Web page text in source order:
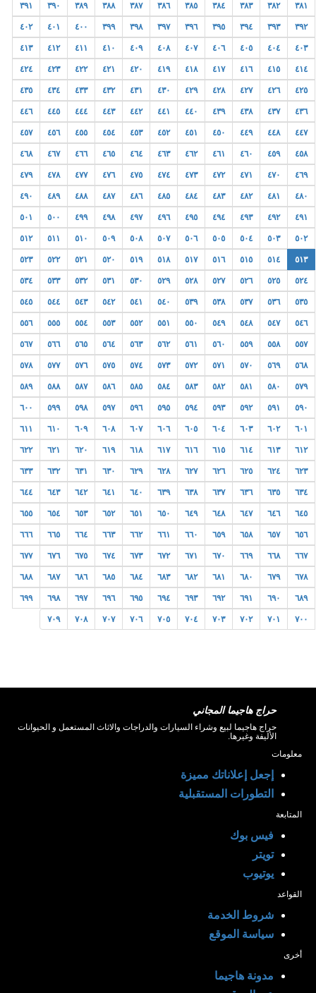
٣٨١ ٣٨٢ ٣٨٣ ٣٨٤ ٣٨٥ ٣٨٦ ٣٨٧ ٣٨٨ ٣٨٩ ٣٩٠ ٣٩١
٣٩٢ ٣٩٣ ٣٩٤ ٣٩٥ ٣٩٦ ٣٩٧ ٣٩٨ ٣٩٩ ٤٠٠ ٤٠١ ٤٠٢
٤٠٣ ٤٠٤ ٤٠٥ ٤٠٦ ٤٠٧ ٤٠٨ ٤٠٩ ٤١٠ ٤١١ ٤١٢ ٤١٣
٤١٤ ٤١٥ ٤١٦ ٤١٧ ٤١٨ ٤١٩ ٤٢٠ ٤٢١ ٤٢٢ ٤٢٣ ٤٢٤
٤٢٥ ٤٢٦ ٤٢٧ ٤٢٨ ٤٢٩ ٤٣٠ ٤٣١ ٤٣٢ ٤٣٣ ٤٣٤ ٤٣٥
٤٣٦ ٤٣٧ ٤٣٨ ٤٣٩ ٤٤٠ ٤٤١ ٤٤٢ ٤٤٣ ٤٤٤ ٤٤٥ ٤٤٦
٤٤٧ ٤٤٨ ٤٤٩ ٤٥٠ ٤٥١ ٤٥٢ ٤٥٣ ٤٥٤ ٤٥٥ ٤٥٦ ٤٥٧
٤٥٨ ٤٥٩ ٤٦٠ ٤٦١ ٤٦٢ ٤٦٣ ٤٦٤ ٤٦٥ ٤٦٦ ٤٦٧ ٤٦٨
٤٦٩ ٤٧٠ ٤٧١ ٤٧٢ ٤٧٣ ٤٧٤ ٤٧٥ ٤٧٦ ٤٧٧ ٤٧٨ ٤٧٩
٤٨٠ ٤٨١ ٤٨٢ ٤٨٣ ٤٨٤ ٤٨٥ ٤٨٦ ٤٨٧ ٤٨٨ ٤٨٩ ٤٩٠
٤٩١ ٤٩٢ ٤٩٣ ٤٩٤ ٤٩٥ ٤٩٦ ٤٩٧ ٤٩٨ ٤٩٩ ٥٠٠ ٥٠١
٥٠٢ ٥٠٣ ٥٠٤ ٥٠٥ ٥٠٦ ٥٠٧ ٥٠٨ ٥٠٩ ٥١٠ ٥١١ ٥١٢
٥١٣ ٥١٤ ٥١٥ ٥١٦ ٥١٧ ٥١٨ ٥١٩ ٥٢٠ ٥٢١ ٥٢٢ ٥٢٣
٥٢٤ ٥٢٥ ٥٢٦ ٥٢٧ ٥٢٨ ٥٢٩ ٥٣٠ ٥٣١ ٥٣٢ ٥٣٣ ٥٣٤
٥٣٥ ٥٣٦ ٥٣٧ ٥٣٨ ٥٣٩ ٥٤٠ ٥٤١ ٥٤٢ ٥٤٣ ٥٤٤ ٥٤٥
٥٤٦ ٥٤٧ ٥٤٨ ٥٤٩ ٥٥٠ ٥٥١ ٥٥٢ ٥٥٣ ٥٥٤ ٥٥٥ ٥٥٦
٥٥٧ ٥٥٨ ٥٥٩ ٥٦٠ ٥٦١ ٥٦٢ ٥٦٣ ٥٦٤ ٥٦٥ ٥٦٦ ٥٦٧
٥٦٨ ٥٦٩ ٥٧٠ ٥٧١ ٥٧٢ ٥٧٣ ٥٧٤ ٥٧٥ ٥٧٦ ٥٧٧ ٥٧٨
٥٧٩ ٥٨٠ ٥٨١ ٥٨٢ ٥٨٣ ٥٨٤ ٥٨٥ ٥٨٦ ٥٨٧ ٥٨٨ ٥٨٩
٥٩٠ ٥٩١ ٥٩٢ ٥٩٣ ٥٩٤ ٥٩٥ ٥٩٦ ٥٩٧ ٥٩٨ ٥٩٩ ٦٠٠
٦٠١ ٦٠٢ ٦٠٣ ٦٠٤ ٦٠٥ ٦٠٦ ٦٠٧ ٦٠٨ ٦٠٩ ٦١٠ ٦١١
٦١٢ ٦١٣ ٦١٤ ٦١٥ ٦١٦ ٦١٧ ٦١٨ ٦١٩ ٦٢٠ ٦٢١ ٦٢٢
٦٢٣ ٦٢٤ ٦٢٥ ٦٢٦ ٦٢٧ ٦٢٨ ٦٢٩ ٦٣٠ ٦٣١ ٦٣٢ ٦٣٣
٦٣٤ ٦٣٥ ٦٣٦ ٦٣٧ ٦٣٨ ٦٣٩ ٦٤٠ ٦٤١ ٦٤٢ ٦٤٣ ٦٤٤
٦٤٥ ٦٤٦ ٦٤٧ ٦٤٨ ٦٤٩ ٦٥٠ ٦٥١ ٦٥٢ ٦٥٣ ٦٥٤ ٦٥٥
٦٥٦ ٦٥٧ ٦٥٨ ٦٥٩ ٦٦٠ ٦٦١ ٦٦٢ ٦٦٣ ٦٦٤ ٦٦٥ ٦٦٦
٦٦٧ ٦٦٨ ٦٦٩ ٦٧٠ ٦٧١ ٦٧٢ ٦٧٣ ٦٧٤ ٦٧٥ ٦٧٦ ٦٧٧
٦٧٨ ٦٧٩ ٦٨٠ ٦٨١ ٦٨٢ ٦٨٣ ٦٨٤ ٦٨٥ ٦٨٦ ٦٨٧ ٦٨٨
٦٨٩ ٦٩٠ ٦٩١ ٦٩٢ ٦٩٣ ٦٩٤ ٦٩٥ ٦٩٦ ٦٩٧ ٦٩٨ ٦٩٩
٧٠٠ ٧٠١ ٧٠٢ ٧٠٣ ٧٠٤ ٧٠٥ ٧٠٦ ٧٠٧ ٧٠٨ ٧٠٩
حراج هاجيما المجاني
حراج هاجيما لبيع وشراء السيارات والدراجات والاثاث المستعمل و الحيوانات
الأليفة وغيرها.
معلومات
إجعل إعلاناتك مميزة
التطورات المستقبلية
المتابعة
فيس بوك
تويتر
يوتيوب
القواعد
شروط الخدمة
سياسة الموقع
أخرى
مدونة هاجيما